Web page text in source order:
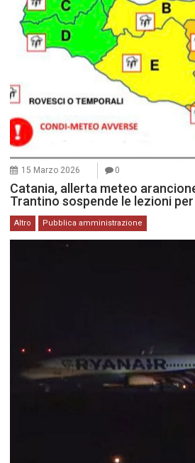
15 Marzo 2026 0
Catania, allerta meteo
Trantino sospende le lezioni
Altro Pubblica amministrazione